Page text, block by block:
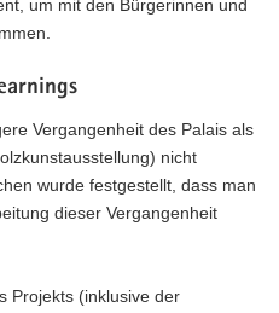
um mit den Bürgerinnen und
Vergangenheit des Palais als
nicht
wurde festgestellt, dass man
dieser Vergangenheit
Projekts (inklusive der